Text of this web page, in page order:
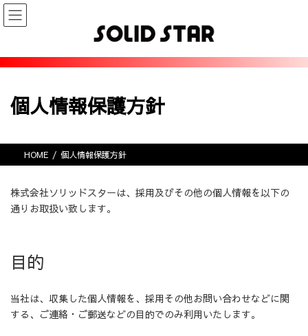
コ
ン
キ
ッ
ナ
ビ
に
移
個人情報保護方針
HOME 個人情報保護方針
株式会社ソリッドスターは、採用及びその他の個人情報を以下の
通りお取扱い致します。
目的
当社は、収集した個人情報を、採用その他お問い合わせなどに関
する、ご連絡・ご郵送などの目的でのみ利用いたします。